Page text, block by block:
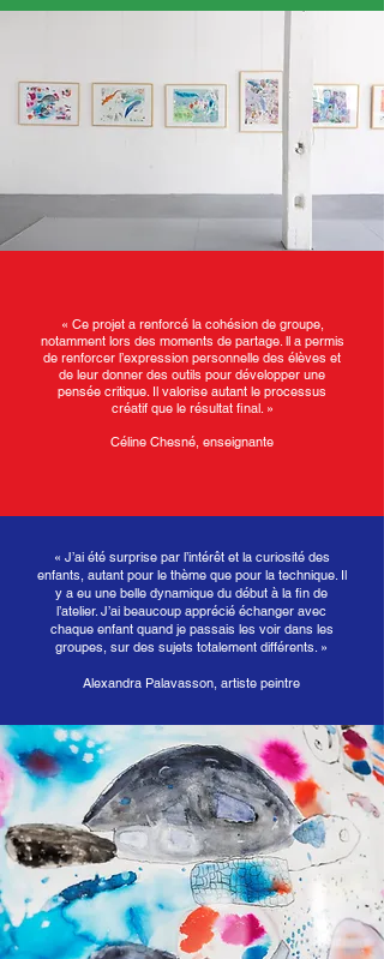
« Ce projet a renforcé la cohésion de groupe,
notamment lors des moments de partage. ll a permis
de renforcer l’expression personnelle des élèves et
de leur donner des outils pour développer une
pensée critique. Il valorise autant le processus
créatif que le résultat final. »
Céline Chesné, enseignante
« J’ai été surprise par l’intérêt et la curiosité des
enfants, autant pour le thème que pour la technique. Il
y a eu une belle dynamique du début à la fin de
l’atelier. J’ai beaucoup apprécié échanger avec
chaque enfant quand je passais les voir dans les
groupes, sur des sujets totalement différents. »
Alexandra Palavasson, artiste peintre